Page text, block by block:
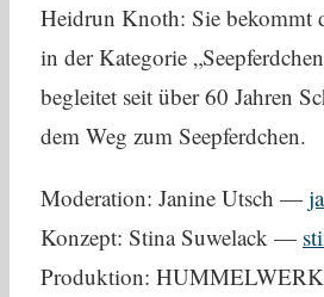
Heidrun Knoth: Sie bekommt
in der Kategorie
begleitet seit über 60 Jahren
dem Weg zum Seepferdchen.
Moderation: Janine Utsch —
Konzept: Stina Suwelack —
Produktion: